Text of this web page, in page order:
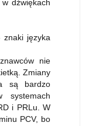
dźwiękach
znaki języka
nie
Zmiany
są bardzo
systemach
i PRLu. W
PCV, bo